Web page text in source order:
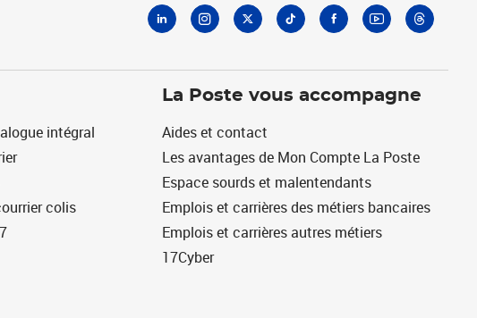
intégral
colis
La Poste vous accompagne
Aides et contact
Les avantages de Mon Compte La Poste
Espace sourds et malentendants
Emplois et carrières des métiers bancaires
Emplois et carrières autres métiers
17Cyber